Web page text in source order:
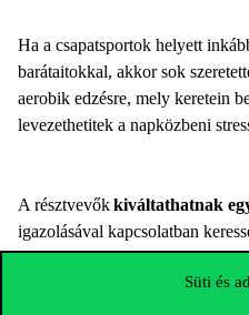
Süti és
Ha a csapatsportok helyett
barátaitokkal, akkor sok
aerobik edzésre, mely keretein
levezethetitek a napközbeni
A résztvevőkkiváltathatnak
igazolásával kapcsolatban
helyszínen.